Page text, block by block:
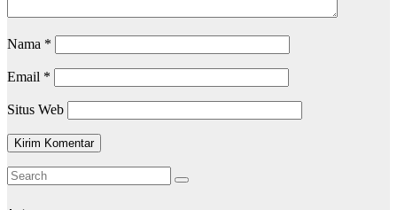
Nama *
Email *
Situs Web